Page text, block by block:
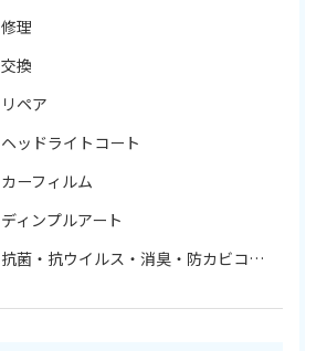
修理
交換
リペア
ヘッドライトコート
カーフィルム
ディンプルアート
抗菌・抗ウイルス・消臭・防カビコーティング